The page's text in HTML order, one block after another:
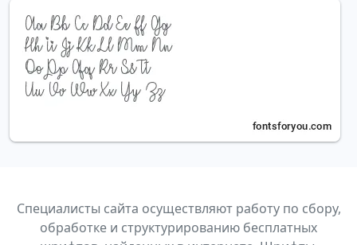
Специалисты сайта осуществляют работу по сбору,
обработке и структурированию бесплатных